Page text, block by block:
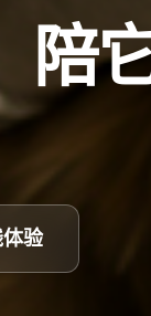
陪
验